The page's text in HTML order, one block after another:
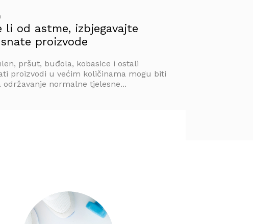
li od astme, izbjegavajte
proizvode
pršut, buđola, kobasice i ostali
proizvodi u većim količinama mogu biti
održavanje normalne tjelesne...